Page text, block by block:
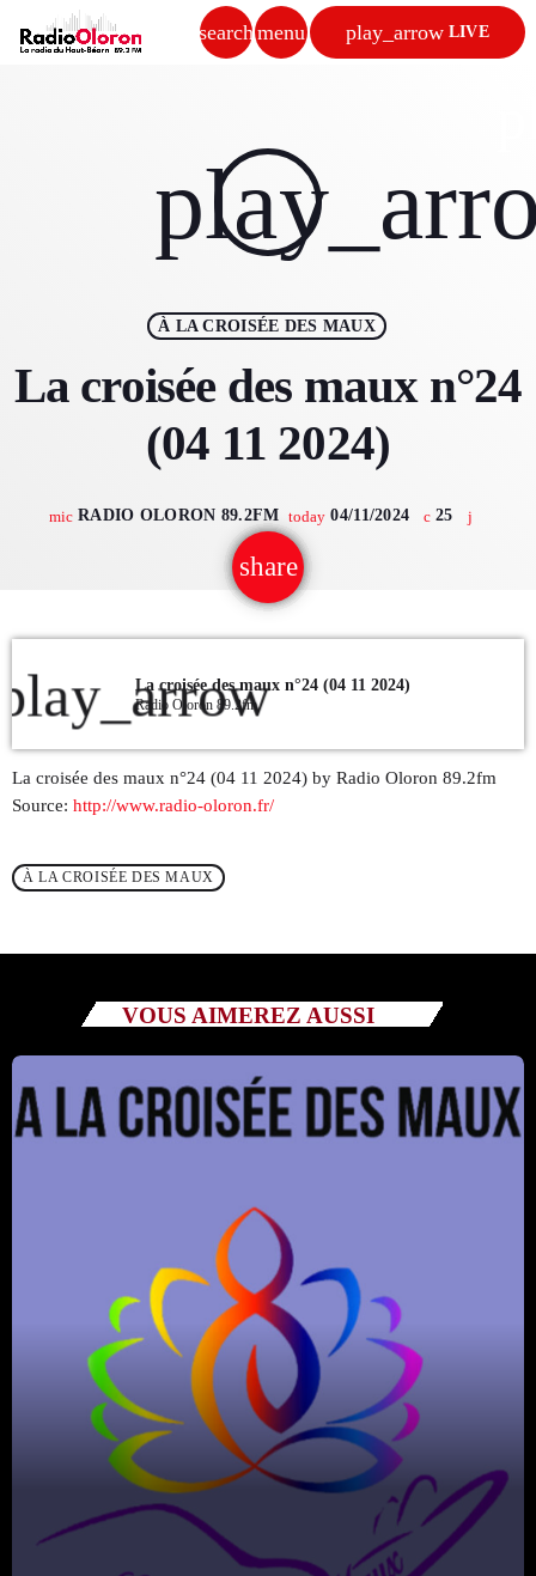
search menu play_arrow LIVE
close
ACTUALITÉS
QUI SOMMES NOUS ?
CONTACT
ADHÉRER OU SOUTENIR
juillet 2026
août 2025
Catégories
ÉMISSIONS À VENIR
Playlists Musicales
12:00 - 00:00
Playlists Musicales
00:00 - 08:00
À LA CROISÉE DES MAUX
La croisée des maux n°24
(04 11 2024)
mic RADIO OLORON 89.2FM today 04/11/2024 25
share
email
La croisée des maux n°24 (04 11 2024)
Radio Oloron 89.2fm
La croisée des maux n°24 (04 11 2024) by Radio Oloron 89.2fm
Source: http://www.radio-oloron.fr/
À LA CROISÉE DES MAUX
VOUS AIMEREZ AUSSI